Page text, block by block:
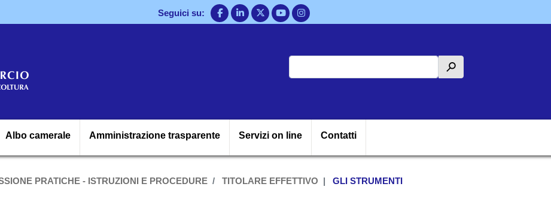
Salta
al
Seguici su:
h
Navigazione principale
Albo camerale Amministrazione trasparente Servizi on line Contatti
PRATICHE - ISTRUZIONI E PROCEDURE TITOLARE EFFETTIVO GLI STRUMENTI